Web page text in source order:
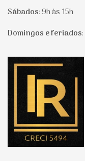
Sábados:9h às 15h
Domingos e feriados:
Página inicial